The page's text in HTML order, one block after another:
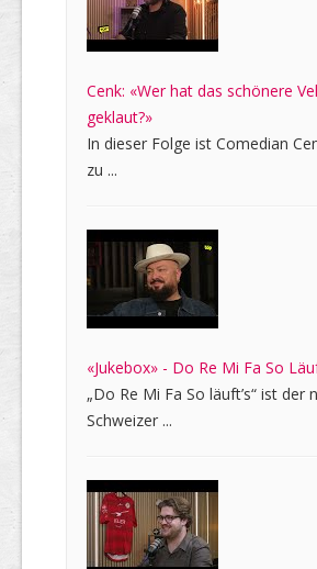
Cenk: «Wer hat das schönere
geklaut?»
In dieser Folge ist Comedian
zu ...
«Jukebox» - Do Re Mi Fa So
„Do Re Mi Fa So läuft’s“ ist der
Schweizer ...